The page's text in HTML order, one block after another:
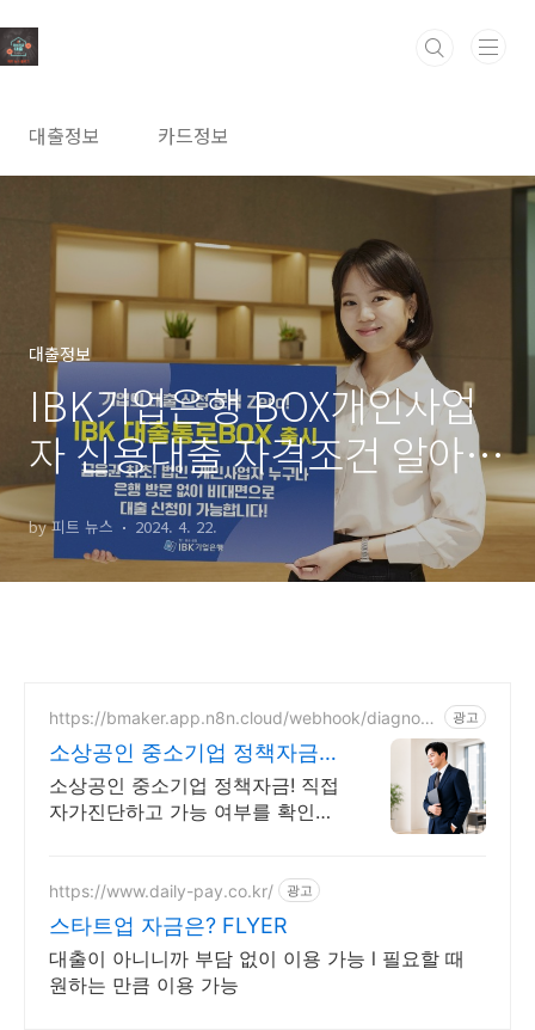
대출정보 카드정보
대출정보
IBK기업은행 BOX개인사업
자 신용대출 자격조건 알아보
고 신청하기(최대 1억원 범위
내)
by 피트 뉴스 2024. 4. 22.
https://bmaker.app.n8n.cloud/webhook/diagnosi
광고
소상공인 중소기업 정책자금
정책자금 1분 무료 자가진단
소상공인 중소기업 정책자금! 직접
자가진단하고 가능 여부를 확인해
지 받을 수 있습니다!
https://www.daily-pay.co.kr/ 광고
스타트업 자금은? FLYER
대출이 아니니까 부담 없이 이용 가능 l 필요할 때
원하는 만큼 이용 가능